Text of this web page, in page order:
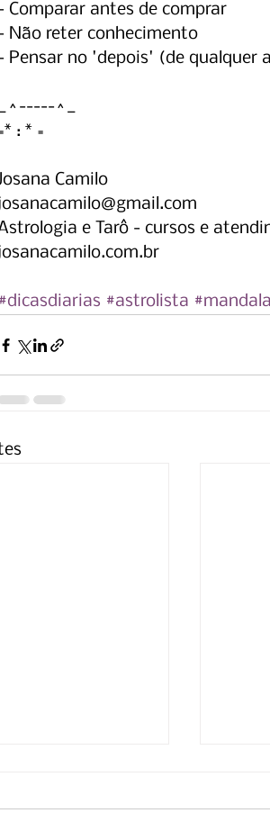
Comparar antes de comprar
Não reter conhecimento
Pensar no 'depois' (de qualquer
^_
: * =
Camilo
e Tarô - cursos e
#dicasdiarias #astrolista